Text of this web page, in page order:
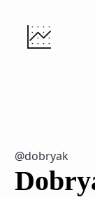
@dobryak